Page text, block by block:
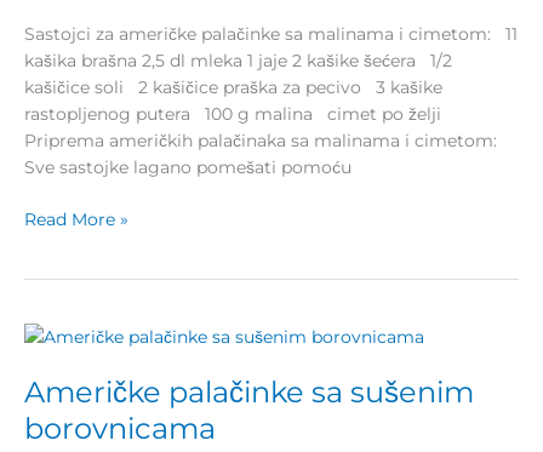
Sastojci za američke palačinke sa malinama i cimetom: 11
kašika brašna 2,5 dl mleka 1 jaje 2 kašike šećera 1/2
kašičice soli 2 kašičice praška za pecivo 3 kašike
rastopljenog putera 100 g malina cimet po želji
Priprema američkih palačinaka sa malinama i cimetom:
Sve sastojke lagano pomešati pomoću
Read More »
Američke palačinke sa sušenim
borovnicama
Američke
sa
sušenim
borovnicama